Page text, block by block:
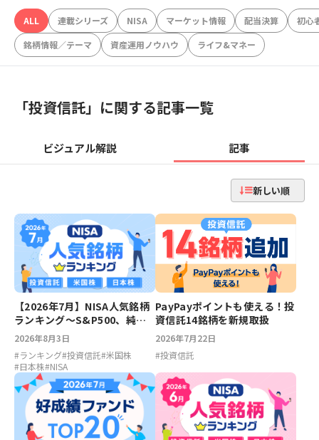
ALL 連載シリーズ NISA マーケット情報 配当決算
初心
銘柄情報／テーマ
資産運用ノウハウ ライフ&マネー
「投資信託」に関する記事一覧
ビジュアル解説 記事
新しい順
【2026年7月】NISA人気銘柄
ランキング～S&P500、純金
ファンド、スペースX、キオク
2026年8月3日
#ランキング#投資信託#米国株
#日本株#NISA
PayPayポイントも使える！投
資信託14銘柄を新規取扱
2026年7月22日
#投資信託